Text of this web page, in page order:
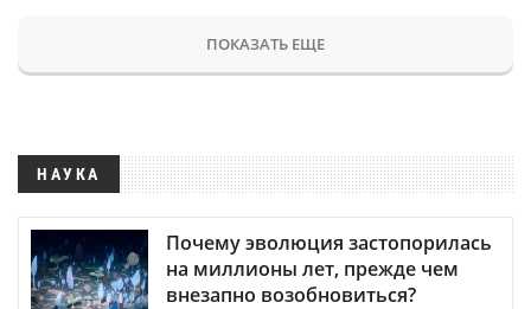
ПОКАЗАТЬ ЕЩЕ
НАУКА
Почему эволюция застопорилась
на миллионы лет, прежде чем
внезапно возобновиться?